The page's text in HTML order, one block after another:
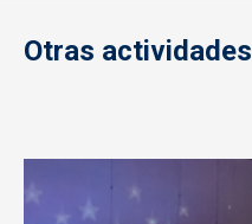
Otras actividades